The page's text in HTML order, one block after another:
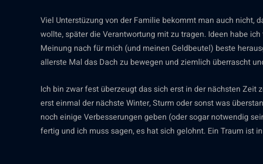
Viel Unterstüzung von der Familie bekommt man auch nicht,
wollte, später die Verantwortung mit zu tragen. Ideen habe
Meinung nach für mich (und meinen Geldbeutel) beste
allerste Mal das Dach zu bewegen und ziemlich überrascht
Ich bin zwar fest überzeugt das sich erst in der nächsten Zeit
erst einmal der nächste Winter, Sturm oder sonst was
noch einige Verbesserungen geben (oder sogar notwendig
fertig und ich muss sagen, es hat sich gelohnt. Ein Traum ist